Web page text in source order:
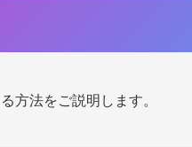
方法をご説明します。